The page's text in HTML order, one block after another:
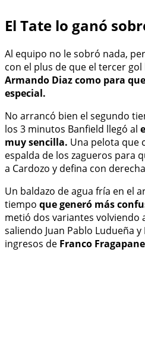
El Tate lo ganó
Al equipo no le sobró nada,
con el plus de que el tercer
Armando Diaz como para
especial.
No arrancó bien el segundo
los 3 minutos Banfield llegó al
muy sencilla. Una pelota que
espalda de los zagueros para
a Cardozo y defina con
Un baldazo de agua fría en el
tiempo que generó más
metió dos variantes volviendo
saliendo Juan Pablo Ludueña
ingresos de Franco